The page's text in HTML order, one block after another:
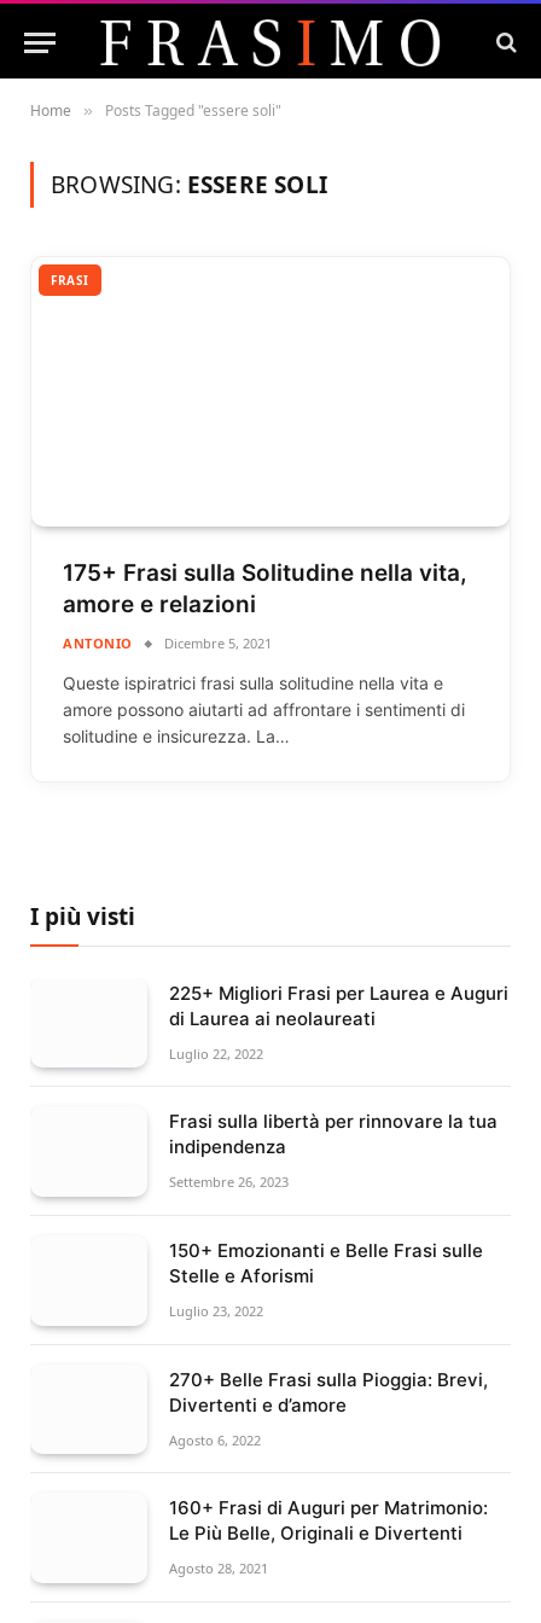
Home » Posts Tagged "essere soli"
BROWSING: ESSERE SOLI
FRASI
175+ Frasi sulla Solitudine nella vita,
amore e relazioni
ANTONIO Dicembre 5, 2021
Queste ispiratrici frasi sulla solitudine nella vita e
amore possono aiutarti ad affrontare i sentimenti di
solitudine e insicurezza. La…
I più visti
225+ Migliori Frasi per Laurea e Auguri
di Laurea ai neolaureati
Luglio 22, 2022
Frasi sulla libertà per rinnovare la tua
indipendenza
Settembre 26, 2023
150+ Emozionanti e Belle Frasi sulle
Stelle e Aforismi
Luglio 23, 2022
270+ Belle Frasi sulla Pioggia: Brevi,
Divertenti e d’amore
Agosto 6, 2022
160+ Frasi di Auguri per Matrimonio:
Le Più Belle, Originali e Divertenti
Agosto 28, 2021